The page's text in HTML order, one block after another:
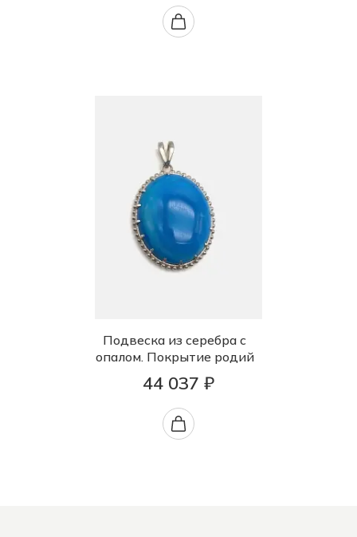
Подвеска из серебра с
опалом. Покрытие родий
44 037 ₽